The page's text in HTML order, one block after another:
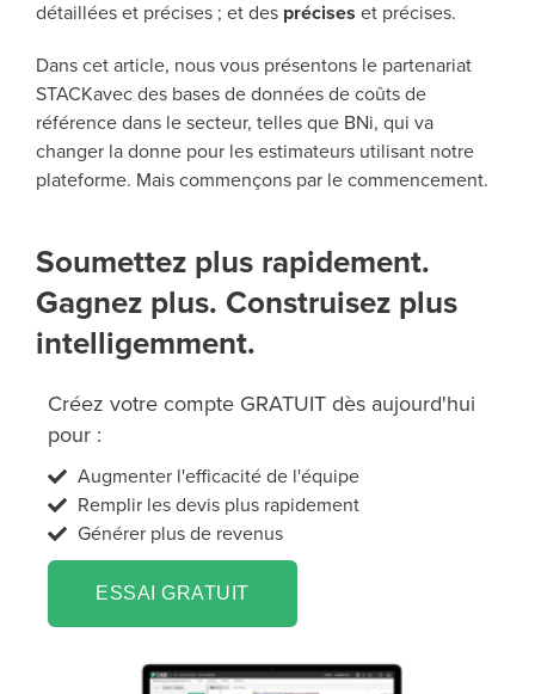
détaillées et précises ; et des précises et précises.
Dans cet article, nous vous présentons le partenariat
STACKavec des bases de données de coûts de
référence dans le secteur, telles que BNi, qui va
changer la donne pour les estimateurs utilisant notre
plateforme. Mais commençons par le commencement.
Soumettez plus rapidement.
Gagnez plus. Construisez plus
intelligemment.
Créez votre compte GRATUIT dès aujourd'hui
pour :
Augmenter l'efficacité de l'équipe
Remplir les devis plus rapidement
Générer plus de revenus
ESSAI GRATUIT